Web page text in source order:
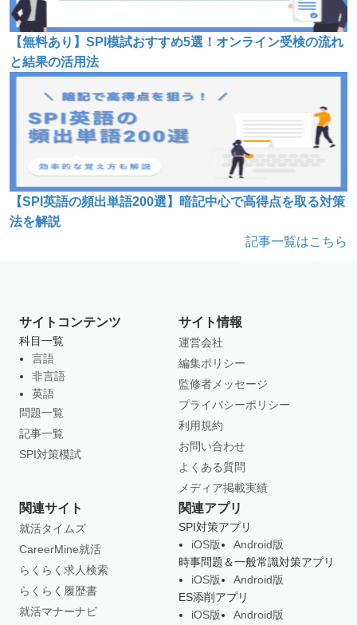
【無料あり】SPI模試おすすめ5選！オンライン受検の流れ
と結果の活用法
【SPI英語の頻出単語200選】暗記中心で高得点を取る対策
法を解説
記事一覧はこちら
サイトコンテンツ
科目一覧
言語
非言語
英語
問題一覧
記事一覧
SPI対策模試
サイト情報
運営会社
編集ポリシー
監修者メッセージ
プライバシーポリシー
利用規約
お問い合わせ
よくある質問
メディア掲載実績
関連サイト
就活タイムズ
CareerMine就活
らくらく求人検索
らくらく履歴書
就活マナーナビ
関連アプリ
SPI対策アプリ
iOS版
Android版
時事問題＆一般常識対策アプリ
iOS版
Android版
ES添削アプリ
iOS版
Android版